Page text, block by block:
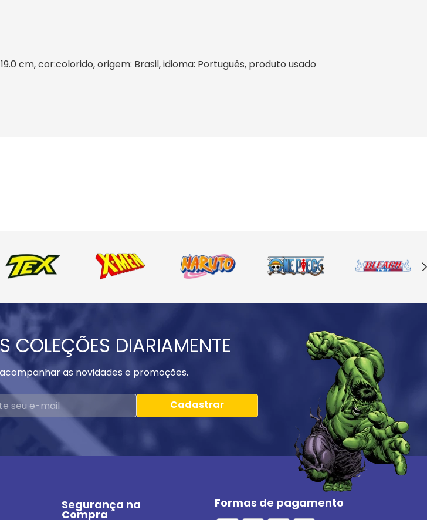
cm, cor:colorido, origem: Brasil, idioma: Português, produto usado
COLEÇÕES DIARIAMENTE
as novidades e promoções.
Cadastrar
Segurança na
Compra
Formas de pagamento